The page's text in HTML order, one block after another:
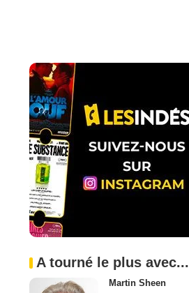
A tourné le plus avec...
Martin Sheen